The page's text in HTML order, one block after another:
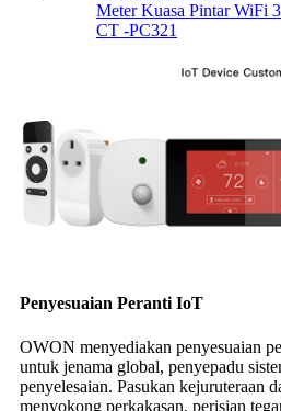
Meter Kuasa Pintar WiFi
CT -PC321
Penyesuaian Peranti IoT
OWON menyediakan penyesuaian
untuk jenama global, penyepadu
penyelesaian. Pasukan kejuruteraan
menyokong perkakasan, perisian